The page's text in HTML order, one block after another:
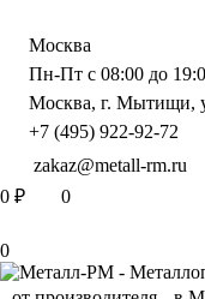
Москва
Пн-Пт с 08:00 до
Москва, г. Мытищи,
+7 (495) 922-92-72
zakaz@metall-rm.ru
0 ₽ 0
0